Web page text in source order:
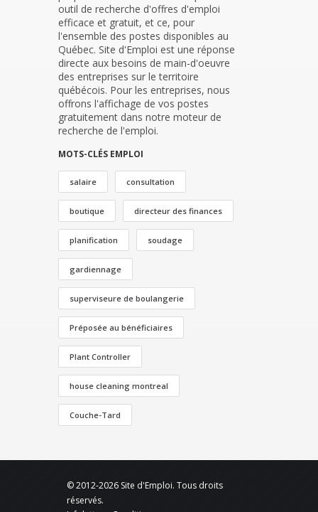
outil de recherche d'offres d'emploi
efficace et gratuit, et ce, pour
l'ensemble des postes disponibles au
Québec. Site d'Emploi est une réponse
directe aux besoins de main-d'oeuvre
des entreprises sur le territoire
québécois. Pour les entreprises, nous
offrons l'affichage de vos postes
gratuitement dans notre moteur de
recherche de l'emploi.
MOTS-CLÉS EMPLOI
salaire consultation
boutique directeur des finances
planification soudage
gardiennage
superviseure de boulangerie
Préposée au bénéficiaires
Plant Controller
house cleaning montreal
Couche-Tard
© 2012-2026 Site d'Emploi. Tous droits
réservés.